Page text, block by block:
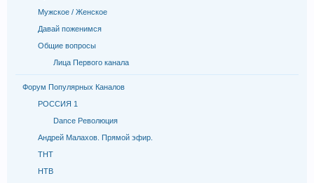
Мужское / Женское
Давай поженимся
Общие вопросы
Лица Первого канала
Форум Популярных Каналов
РОССИЯ 1
Dance Революция
Андрей Малахов. Прямой эфир.
ТНТ
НТВ